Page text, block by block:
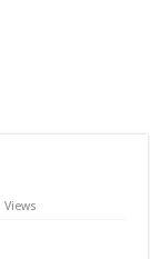
Views